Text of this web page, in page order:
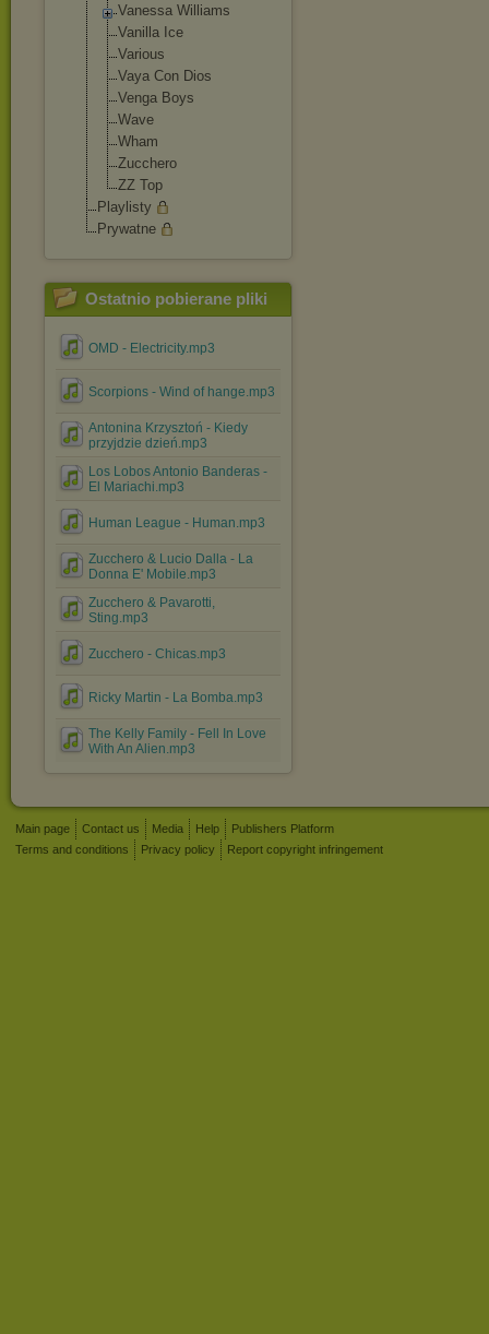
Vanessa Williams
Vanilla Ice
Various
Vaya Con Dios
Venga Boys
Wave
Wham
Zucchero
ZZ Top
Playlisty
Prywatne
Ostatnio pobierane pliki
OMD - Electricity.mp3
Scorpions - Wind of hange.mp3
Antonina Krzysztoń - Kiedy
przyjdzie dzień.mp3
Los Lobos Antonio Banderas -
El Mariachi.mp3
Human League - Human.mp3
Zucchero & Lucio Dalla - La
Donna E' Mobile.mp3
Zucchero & Pavarotti,
Sting.mp3
Zucchero - Chicas.mp3
Ricky Martin - La Bomba.mp3
The Kelly Family - Fell In Love
With An Alien.mp3
Main page Contact us Media Help
Publishers Platform
Terms and conditions
Privacy policy Report copyright infringement